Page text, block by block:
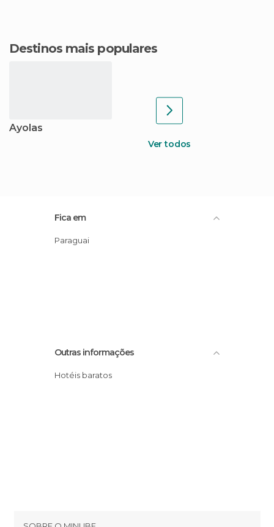
Destinos mais populares
Ayolas
Ver todos
Fica em
Paraguai
Outras informações
Hotéis baratos